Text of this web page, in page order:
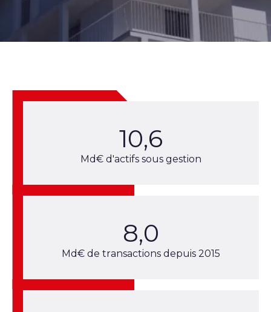
10,6
Md€ d'actifs sous gestion
8,0
Md€ de transactions depuis 2015